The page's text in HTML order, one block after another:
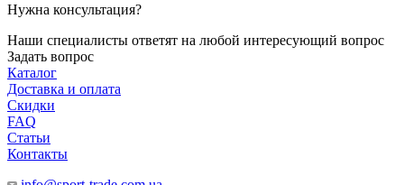
Нужна консультация?
Наши специалисты ответят на любой интересующий вопрос
Задать вопрос
Каталог
Доставка и оплата
Скидки
FAQ
Статьи
Контакты